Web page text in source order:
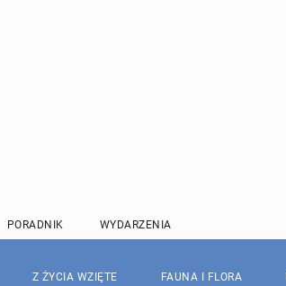
PORADNIK WYDARZENIA
Z ŻYCIA WZIĘTE FAUNA I FLORA